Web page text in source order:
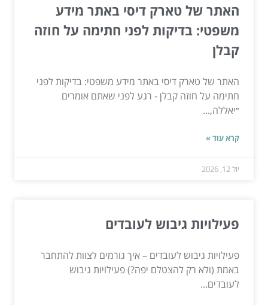
האתר של טארק דיסי באתר מידע
משפטי: בדיקות לפני חתימה על חוזה
קבלן
האתר של טארק דיסי באתר מידע משפטי: בדיקות לפני
חתימה על חוזה קבלן - רגע לפני שאתם אומרים
״יאללה,...
קרא עוד »
יול 12, 2026
פעילויות גיבוש לעובדים
פעילויות גיבוש לעובדים – איך גורמים לצוות להתחבר
באמת (ולא רק להצטלם יפה?) פעילויות גיבוש
לעובדים...